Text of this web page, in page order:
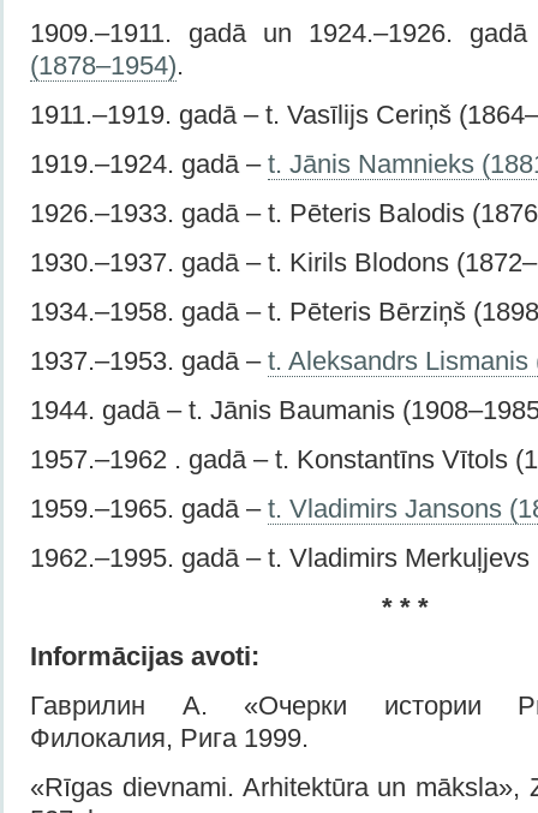
1909.–1911. gadā un 1924.–1926.
(1878–1954).
1911.–1919. gadā – t. Vasīlijs Ceriņš
1919.–1924. gadā – t. Jānis Namnieks
1926.–1933. gadā – t. Pēteris Balodis
1930.–1937. gadā – t. Kirils Blodons
1934.–1958. gadā – t. Pēteris Bērziņš
1937.–1953. gadā – t. Aleksandrs Lismanis
1944. gadā – t. Jānis Baumanis
1957.–1962 . gadā – t. Konstantīns Vītols
1959.–1965. gadā – t. Vladimirs Jansons
1962.–1995. gadā – t. Vladimirs Merkuļjevs
* * *
Informācijas avoti:
Гаврилин А. «Очерки истории
Филокалия, Рига 1999.
«Rīgas dievnami. Arhitektūra un māksla»,